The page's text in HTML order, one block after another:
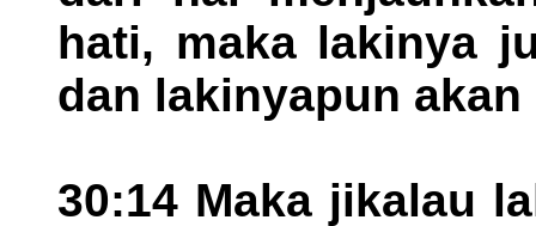
hati, maka lakinya
dan lakinyapun
30:14 Maka jikalau